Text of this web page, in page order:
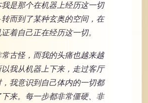
是那个在机器上经历这一切
而到了某种玄奥的空间，在
着自己正在经历这一切。
古怪，而我的头痛也越来越
我从机器上下来，走过客厅
我意识到自己体内的一切都
来。每一步都非常僵硬、非